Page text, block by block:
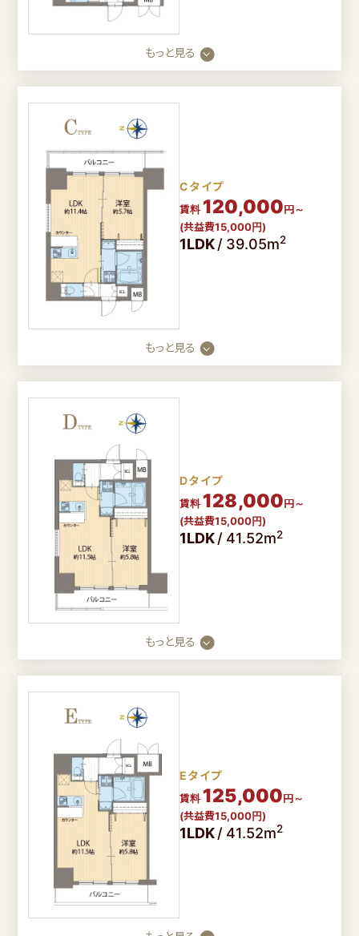
閉じる
もっと見る
Cタイプ
賃料 120,000円～
(共益費15,000円)
1LDK/ 39.05m2
もっと見る
Dタイプ
賃料 128,000円～
(共益費15,000円)
1LDK/ 41.52m2
もっと見る
Eタイプ
賃料 125,000円～
(共益費15,000円)
1LDK/ 41.52m2